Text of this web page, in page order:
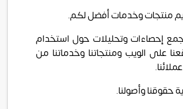
منتجات وخدمات أفضل لكم.
إحصاءات وتحليلات حول استخدام
على الويب ومنتجاتنا وخدماتنا من
حقوقنا وأصولنا.